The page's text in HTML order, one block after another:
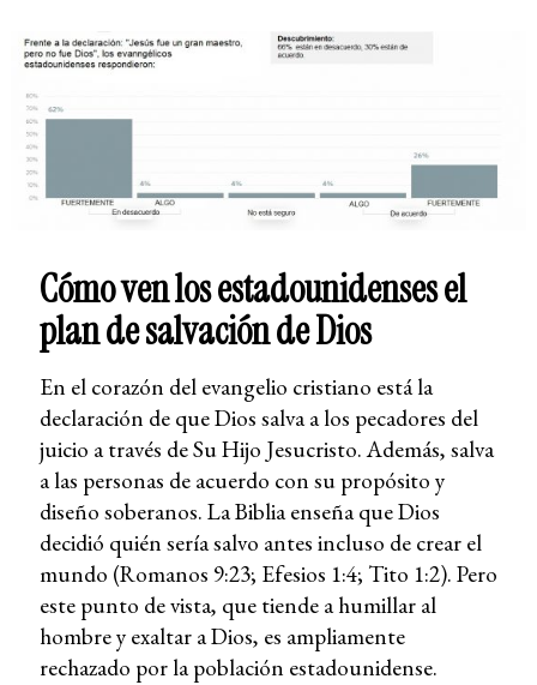
Cómo ven los estadounidenses el
plan de salvación de Dios
En el corazón del evangelio cristiano está la
declaración de que Dios salva a los pecadores del
juicio a través de Su Hijo Jesucristo. Además, salva
a las personas de acuerdo con su propósito y
diseño soberanos. La Biblia enseña que Dios
decidió quién sería salvo antes incluso de crear el
mundo (Romanos 9:23; Efesios 1:4; Tito 1:2). Pero
este punto de vista, que tiende a humillar al
hombre y exaltar a Dios, es ampliamente
rechazado por la población estadounidense.